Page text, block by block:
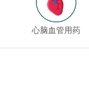
心脑血管用药